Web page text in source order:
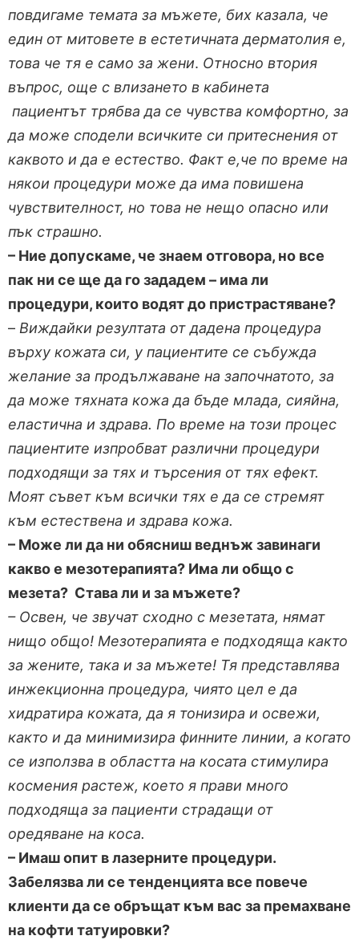
повдигаме темата за мъжете, бих казала, че
един от митовете в естетичната дерматолия е,
това че тя е само за жени. Относно втория
въпрос, още с влизането в кабинета
пациентът трябва да се чувства комфортно, за
да може сподели всичките си притеснения от
каквото и да е естество. Факт е,че по време на
някои процедури може да има повишена
чувствителност, но това не нещо опасно или
пък страшно.
– Ние допускаме, че знаем отговора, но все
пак ни се ще да го зададем – има ли
процедури, които водят до пристрастяване?
– Виждайки резултата от дадена процедура
върху кожата си, у пациентите се събужда
желание за продължаване на започнатото, за
да може тяхната кожа да бъде млада, сияйна,
еластична и здрава. По време на този процес
пациентите изпробват различни процедури
подходящи за тях и търсения от тях ефект.
Моят съвет към всички тях е да се стремят
към естествена и здрава кожа.
– Може ли да ни обясниш веднъж завинаги
какво е мезотерапията? Има ли общо с
мезета? Става ли и за мъжете?
– Освен, че звучат сходно с мезетата, нямат
нищо общо! Мезотерапията е подходяща както
за жените, така и за мъжете! Тя представлява
инжекционна процедура, чиято цел е да
хидратира кожата, да я тонизира и освежи,
както и да минимизира финните линии, а когато
се използва в областта на косата стимулира
космения растеж, което я прави много
подходяща за пациенти страдащи от
оредяване на коса.
– Имаш опит в лазерните процедури.
Забелязва ли се тенденцията все повече
клиенти да се обръщат към вас за премахване
на кофти татуировки?